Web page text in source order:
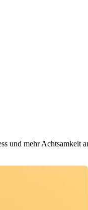
und mehr Achtsamkeit